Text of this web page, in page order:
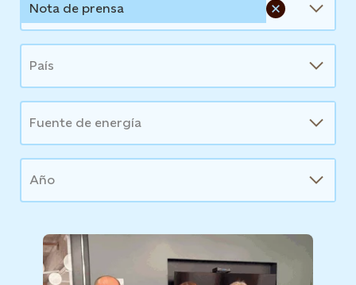
Nota de prensa
País
Fuente de energía
Año